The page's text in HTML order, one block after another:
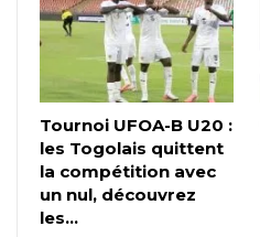
Tournoi UFOA-B U20 :
les Togolais quittent
la compétition avec
un nul, découvrez
les…